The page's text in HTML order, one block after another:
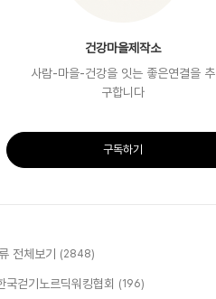
건강마을제작소
사람-마을-건강을 잇는 좋은연결을 추
구합니다
구독하기
전체보기 (2848)
국걷기노르딕워킹협회 (196)